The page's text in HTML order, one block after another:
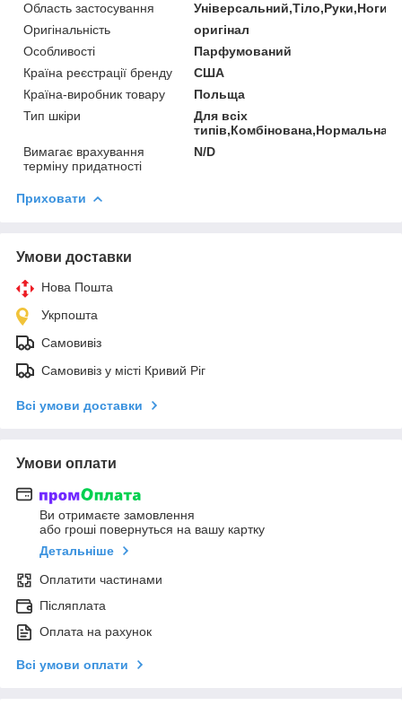
Область застосування
Універсальний,Тіло,Руки,Ноги
Оригінальність
оригінал
Особливості
Парфумований
Країна реєстрації бренду
США
Країна-виробник товару
Польща
Тип шкіри
Для всіх
Вимагає врахування
терміну придатності
N/D
Приховати
Умови доставки
Нова Пошта
Укрпошта
Самовивіз
Самовивіз у місті Кривий Ріг
Всі умови доставки
Умови оплати
Ви отримаєте замовлення
або гроші повернуться на вашу картку
Детальніше
Оплатити частинами
Післяплата
Оплата на рахунок
Всі умови оплати